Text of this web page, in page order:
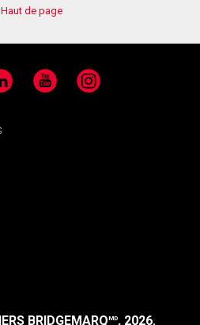
Haut de page
YouTube Instagram
BRIDGEMARQMD, 2026.